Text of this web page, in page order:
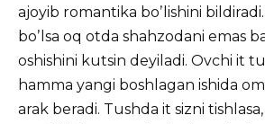
ajoyib romantika boʼlishini
boʼlsa oq otda shahzodani emas
oshishini kutsin deyiladi. Ovchi it
hamma yangi boshlagan ishida
arak beradi. Tushda it sizni